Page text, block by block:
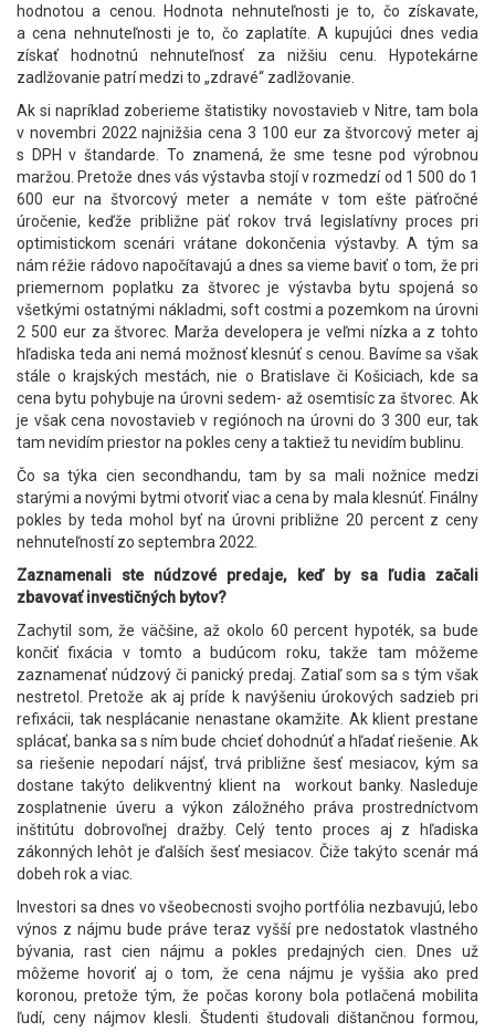
hodnotou a cenou. Hodnota nehnuteľnosti je to, čo získavate,
a cena nehnuteľnosti je to, čo zaplatíte. A kupujúci dnes vedia
získať hodnotnú nehnuteľnosť za nižšiu cenu. Hypotekárne
zadlžovanie patrí medzi to „zdravé“ zadlžovanie.
Ak si napríklad zoberieme štatistiky novostavieb v Nitre, tam bola
v novembri 2022 najnižšia cena 3 100 eur za štvorcový meter aj
s DPH v štandarde. To znamená, že sme tesne pod výrobnou
maržou. Pretože dnes vás výstavba stojí v rozmedzí od 1 500 do 1
600 eur na štvorcový meter a nemáte v tom ešte päťročné
úročenie, keďže približne päť rokov trvá legislatívny proces pri
optimistickom scenári vrátane dokončenia výstavby. A tým sa
nám réžie rádovo napočítavajú a dnes sa vieme baviť o tom, že pri
priemernom poplatku za štvorec je výstavba bytu spojená so
všetkými ostatnými nákladmi, soft costmi a pozemkom na úrovni
2 500 eur za štvorec. Marža developera je veľmi nízka a z tohto
hľadiska teda ani nemá možnosť klesnúť s cenou. Bavíme sa však
stále o krajských mestách, nie o Bratislave či Košiciach, kde sa
cena bytu pohybuje na úrovni sedem- až osemtisíc za štvorec. Ak
je však cena novostavieb v regiónoch na úrovni do 3 300 eur, tak
tam nevidím priestor na pokles ceny a taktiež tu nevidím bublinu.
Čo sa týka cien secondhandu, tam by sa mali nožnice medzi
starými a novými bytmi otvoriť viac a cena by mala klesnúť. Finálny
pokles by teda mohol byť na úrovni približne 20 percent z ceny
nehnuteľností zo septembra 2022.
Zaznamenali ste núdzové predaje, keď by sa ľudia začali
zbavovať investičných bytov?
Zachytil som, že väčšine, až okolo 60 percent hypoték, sa bude
končiť fixácia v tomto a budúcom roku, takže tam môžeme
zaznamenať núdzový či panický predaj. Zatiaľ som sa s tým však
nestretol. Pretože ak aj príde k navýšeniu úrokových sadzieb pri
refixácii, tak nesplácanie nenastane okamžite. Ak klient prestane
splácať, banka sa s ním bude chcieť dohodnúť a hľadať riešenie. Ak
sa riešenie nepodarí nájsť, trvá približne šesť mesiacov, kým sa
dostane takýto delikventný klient na workout banky. Nasleduje
zosplatnenie úveru a výkon záložného práva prostredníctvom
inštitútu dobrovoľnej dražby. Celý tento proces aj z hľadiska
zákonných lehôt je ďalších šesť mesiacov. Čiže takýto scenár má
dobeh rok a viac.
Investori sa dnes vo všeobecnosti svojho portfólia nezbavujú, lebo
výnos z nájmu bude práve teraz vyšší pre nedostatok vlastného
bývania, rast cien nájmu a pokles predajných cien. Dnes už
môžeme hovoriť aj o tom, že cena nájmu je vyššia ako pred
koronou, pretože tým, že počas korony bola potlačená mobilita
ľudí, ceny nájmov klesli. Študenti študovali dištančnou formou,